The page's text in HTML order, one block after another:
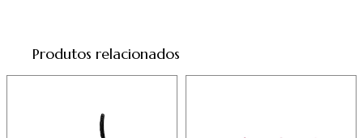
Produtos relacionados